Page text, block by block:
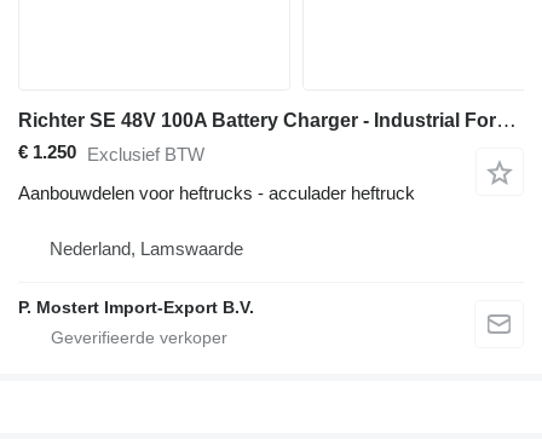
Richter SE 48V 100A Battery Charger - Industrial Forklift Battery Charge
€ 1.250 Exclusief BTW
Aanbouwdelen voor heftrucks - acculader heftruck
Nederland, Lamswaarde
P. Mostert Import-Export B.V.